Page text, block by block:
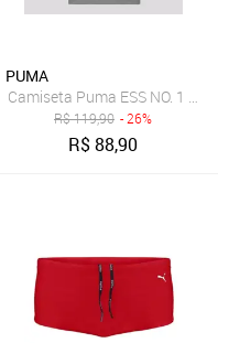
PUMA
Camiseta Puma ESS NO. 1 Logo
R$119,90 - 26%
R$88,90